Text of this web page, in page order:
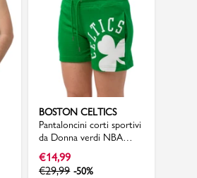
BOSTON CELTICS
Pantaloncini corti sportivi
da Donna verdi NBA
Boston Celtics
€14,99
€29,99 -50%